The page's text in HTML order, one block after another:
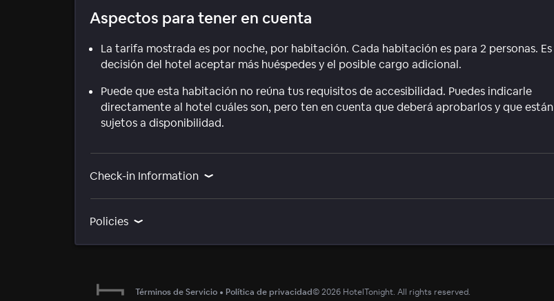
Aspectos para tener en cuenta
La tarifa mostrada es por noche, por habitación. Cada habitación es para 2 personas. Es
decisión del hotel aceptar más huéspedes y el posible cargo adicional.
Puede que esta habitación no reúna tus requisitos de accesibilidad. Puedes indicarle
directamente al hotel cuáles son, pero ten en cuenta que deberá aprobarlos y que están
sujetos a disponibilidad.
Check-in Information
Policies
Términos de Servicio • Política de privacidad©2026 HotelTonight. All rights reserved.